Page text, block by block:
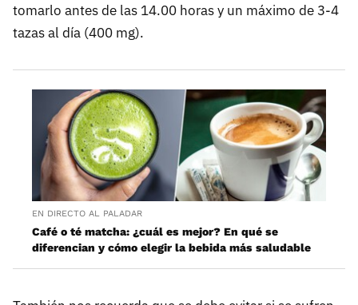
tomarlo antes de las 14.00 horas y un máximo de 3-4
tazas al día (400 mg).
EN DIRECTO AL PALADAR
Café o té matcha: ¿cuál es mejor? En qué se
diferencian y cómo elegir la bebida más saludable